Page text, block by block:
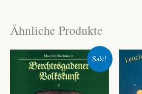
Ähnliche Produkte
Sale!